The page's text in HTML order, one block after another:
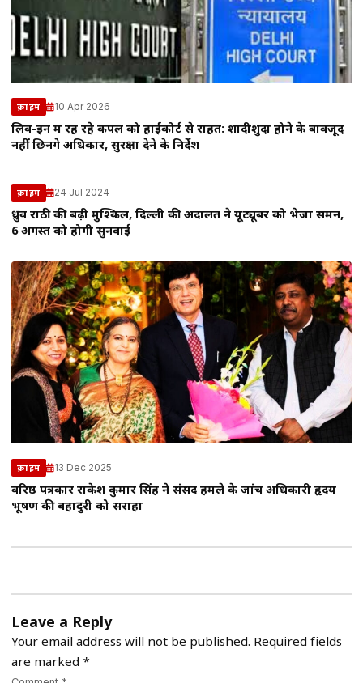
क्राइम 10 Apr 2026
लिव-इन में रह रहे कपल को हाईकोर्ट से राहत: शादीशुदा होने के बावजूद
नहीं छिनेंगे अधिकार, सुरक्षा देने के निर्देश
क्राइम 24 Jul 2024
ध्रुव राठी की बढ़ी मुश्किलें, दिल्ली की अदालत ने यूट्यूबर को भेजा समन,
6 अगस्त को होगी सुनवाई
क्राइम 13 Dec 2025
वरिष्ठ पत्रकार राकेश कुमार सिंह ने संसद हमले के जांच अधिकारी हृदय
भूषण की बहादुरी को सराहा
Leave a Reply
Your email address will not be published. Required fields
are marked *